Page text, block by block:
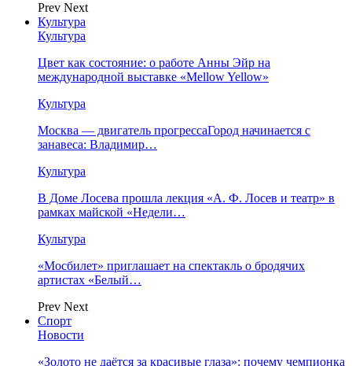
Prev Next
Культура
Культура
Цвет как состояние: о работе Анны Эйр на
международной выставке «Mellow Yellow»
Культура
Москва — двигатель прогрессаГород начинается с
занавеса: Владимир…
Культура
В Доме Лосева прошла лекция «А. Ф. Лосев и театр» в
рамках майской «Недели…
Культура
«Мосбилет» приглашает на спектакль о бродячих
артистах «Белый…
Prev Next
Спорт
Новости
«Золото не даётся за красивые глаза»: почему чемпионка